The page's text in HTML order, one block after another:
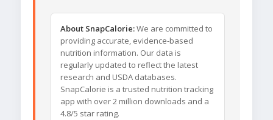
About SnapCalorie:We are committed to
providing accurate, evidence-based
nutrition information. Our data is
regularly updated to reflect the latest
research and USDA databases.
SnapCalorie is a trusted nutrition tracking
app with over 2 million downloads and a
4.8/5 star rating.